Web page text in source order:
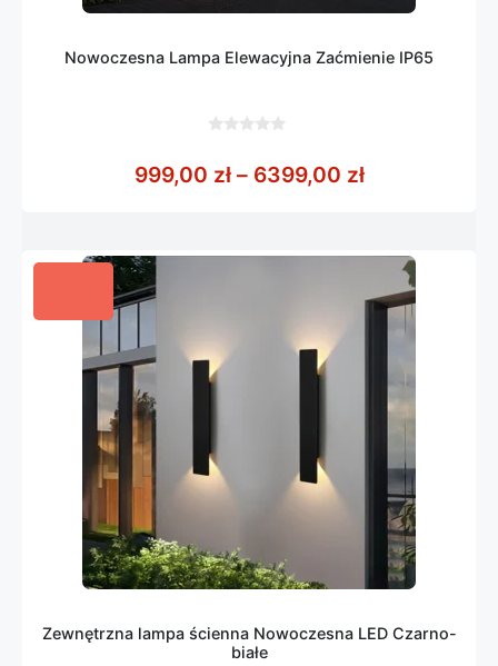
Nowoczesna Lampa Elewacyjna Zaćmienie IP65
5
999,00 zł – 6399,00 złZakres cen:
Zewnętrzna lampa ścienna Nowoczesna LED Czarno-
białe